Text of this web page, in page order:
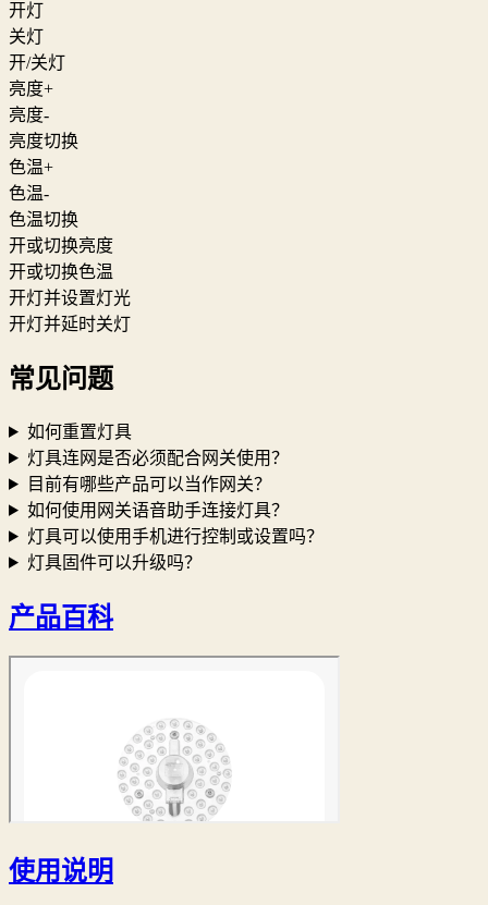
开灯
关灯
开/关灯
亮度+
亮度-
亮度切换
色温+
色温-
色温切换
开或切换亮度
开或切换色温
开灯并设置灯光
开灯并延时关灯
常见问题
如何重置灯具
灯具连网是否必须配合网关使用？
目前有哪些产品可以当作网关？
如何使用网关语音助手连接灯具？
灯具可以使用手机进行控制或设置吗？
灯具固件可以升级吗？
产品百科
使用说明